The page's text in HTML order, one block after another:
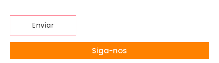
Siga-nos